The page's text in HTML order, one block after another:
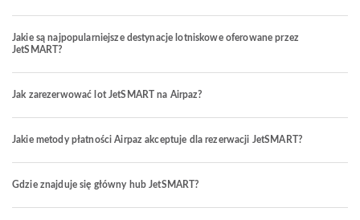
Jakie są najpopularniejsze destynacje lotniskowe oferowane przez
JetSMART?
Jak zarezerwować lot JetSMART na Airpaz?
Jakie metody płatności Airpaz akceptuje dla rezerwacji JetSMART?
Gdzie znajduje się główny hub JetSMART?